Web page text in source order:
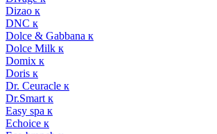
Dizao к
DNC к
Dolce & Gabbana к
Dolce Milk к
Domix к
Doris к
Dr. Ceuracle к
Dr.Smart к
Easy spa к
Echoice к